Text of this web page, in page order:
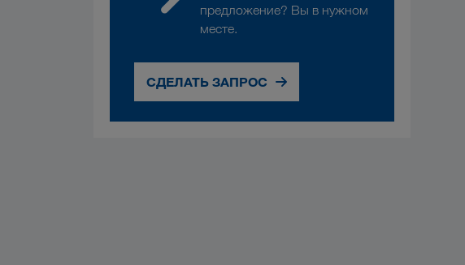
предложение? Вы в нужном
месте.
СДЕЛАТЬ ЗАПРОС